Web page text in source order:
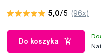
5,0/5 (96x)
Do koszyka